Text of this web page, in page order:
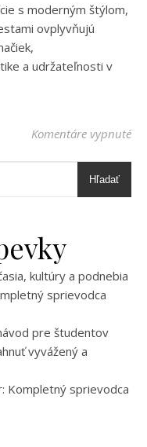
s moderným štýlom,
ovplyvňujú
a udržateľnosti v
Komentáre vypnuténa
Hľadať
kultúry a podnebia
sprievodca
pre študentov
vyvážený a
Kompletný sprievodca